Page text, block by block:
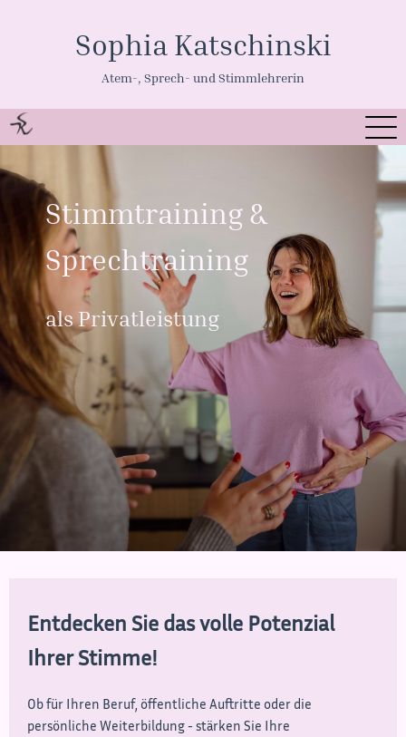
Sophia Katschinski
Atem-, Sprech- und Stimmlehrerin
Stimmtraining &
Sprechtraining
als Privatleistung
Entdecken Sie das volle Potenzial
Ihrer Stimme!
Ob für Ihren Beruf, öffentliche Auftritte oder die
persönliche Weiterbildung - stärken Sie Ihre